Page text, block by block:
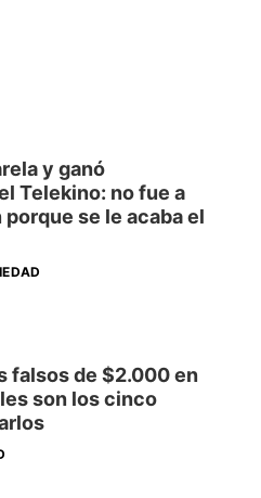
y ganó
Telekino: no fue a
se le acaba el
falsos de $2.000 en
son los cinco